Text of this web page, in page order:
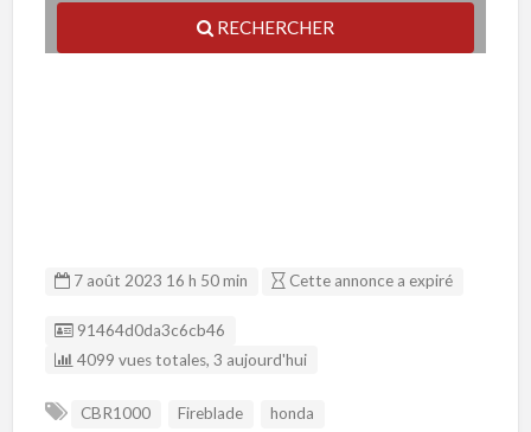
RECHERCHER
7 août 2023 16 h 50 min Cette annonce a expiré
Listing ID
91464d0da3c6cb46
4099 vues totales, 3 aujourd'hui
CBR1000 Fireblade
honda